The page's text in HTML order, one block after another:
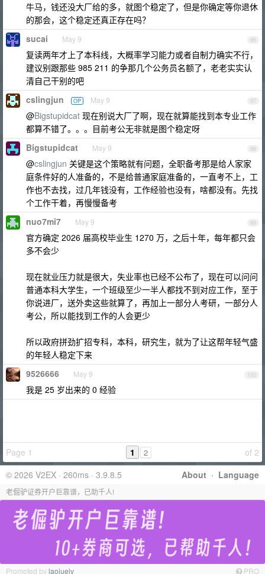
牛马，钱还没大厂给的多，就图个稳定了，但是你确定等你退休
的那会，这个稳定还真正存在吗？
96
sucai May 9
复读两年才上了本科线，大概率学习能力或者自制力确实不行，
建议别跟那些 985 211 的争那几个公务员名额了，老老实实认
清自己干别的吧
97
cslingjun OP May 9
@Bigstupidcat 现在别说大厂了啊，现在就算能找到本专业工作
都算不错了。。。目前考公无非就是图个稳定呀
98
Bigstupidcat May 9
@cslingjun 关键是这个策略就有问题，全职备考那是给人家家
庭条件好的人准备的，不是给普通家庭准备的，一直考不上，工
作也不去找，过几年钱没有，工作经验也没有，啥都没有。先找
个工作干着，再慢慢备考
99
nuo7mi7 May 9
官方确定 2026 届高校毕业生 1270 万，之后十年，每年都只会
多不会少
现在就业压力就是很大，失业率也已经不公布了，现在可以问问
普通本科大学生，一个班级至少一半人都找不到对应工作，至于
你说进厂，送外卖这些就算了，再加上一部分人考研，一部分人
考公，所以能找到工作的人会更少
所以政府拼劲扩招专科，本科，研究生，就为了让这帮年轻气盛
的年轻人稳定下来
100
9526666 May 9
我是 25 岁出来的 0 经验
Page 1 of 2
1 2
About · Language
© 2026 V2EX · 260ms · 3.9.8.5
老倔驴证券开户巨靠谱，已助千人!
Promoted bylaojuelv PRO